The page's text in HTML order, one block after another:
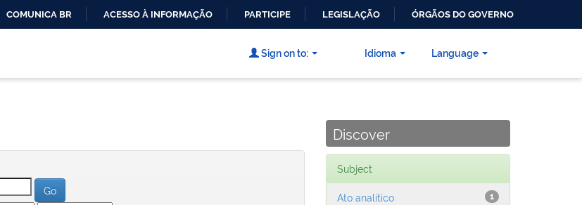
CONTEÚDO
COMUNICA BR ACESSO À INFORMAÇÃO PARTICIPE LEGISLAÇÃO ÓRGÃOS DO GOVERNO
Language
Sign on to: Idioma
Discover
Subject
1
Ato analítico